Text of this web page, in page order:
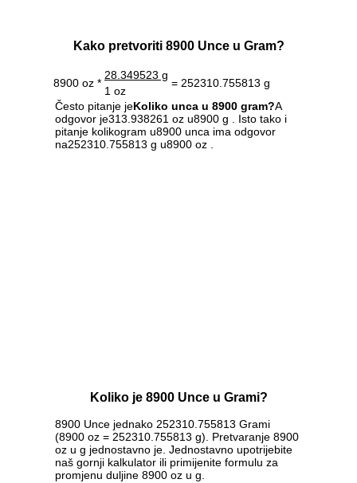
Kako pretvoriti 8900 Unce u Gram?
8900 oz *
28.349523 g
= 252310.755813 g
1 oz
Često pitanje jeKoliko unca u 8900 gram?A
odgovor je313.938261 oz u8900 g . Isto tako i
pitanje kolikogram u8900 unca ima odgovor
na252310.755813 g u8900 oz .
Koliko je 8900 Unce u Grami?
8900 Unce jednako 252310.755813 Grami
(8900 oz = 252310.755813 g). Pretvaranje 8900
oz u g jednostavno je. Jednostavno upotrijebite
naš gornji kalkulator ili primijenite formulu za
promjenu duljine 8900 oz u g.